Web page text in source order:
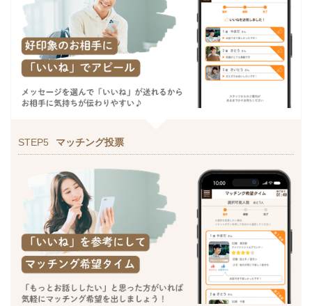
STEP5 マッチング投票